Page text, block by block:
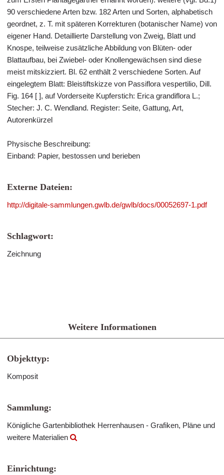
90 verschiedene Arten bzw. 182 Arten und Sorten, alphabetisch
geordnet, z. T. mit späteren Korrekturen (botanischer Name) von
eigener Hand. Detaillierte Darstellung von Zweig, Blatt und
Knospe, teilweise zusätzliche Abbildung von Blüten- oder
Blattaufbau, bei Zwiebel- oder Knollengewächsen sind diese
meist mitskizziert. Bl. 62 enthält 2 verschiedene Sorten. Auf
eingelegtem Blatt: Bleistiftskizze von Passiflora vespertilio, Dill.
Fig. 164 [ ], auf Vorderseite Kupferstich: Erica grandiflora L.;
Stecher: J. C. Wendland. Register: Seite, Gattung, Art,
Autorenkürzel
Physische Beschreibung:
Einband: Papier, bestossen und berieben
Externe Dateien:
http://digitale-sammlungen.gwlb.de/gwlb/docs/00052697-1.pdf
Schlagwort:
Zeichnung
Weitere Informationen
Objekttyp:
Komposit
Sammlung:
Königliche Gartenbibliothek Herrenhausen - Grafiken, Pläne und
weitere Materialien
Einrichtung: